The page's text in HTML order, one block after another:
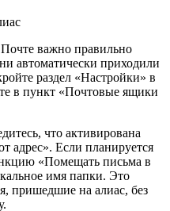
важно правильно
автоматически приходили
раздел «Настройки» в
в пункт «Почтовые ящики
что активирована
адрес». Если планируется
«Помещать письма в
имя папки. Это
пришедшие на алиас, без